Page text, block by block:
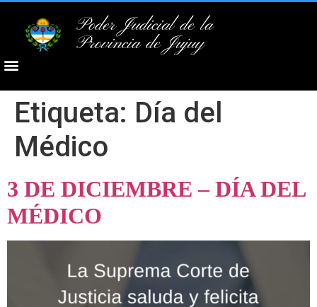
Poder Judicial de la
Provincia de Jujuy
Etiqueta: Día del
Médico
3 DE DICIEMBRE – DÍA DEL
MÉDICO